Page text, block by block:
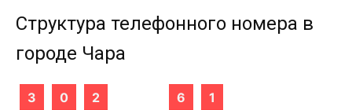
Структура телефонного номера в
городе Чара
3 0 2 6 1